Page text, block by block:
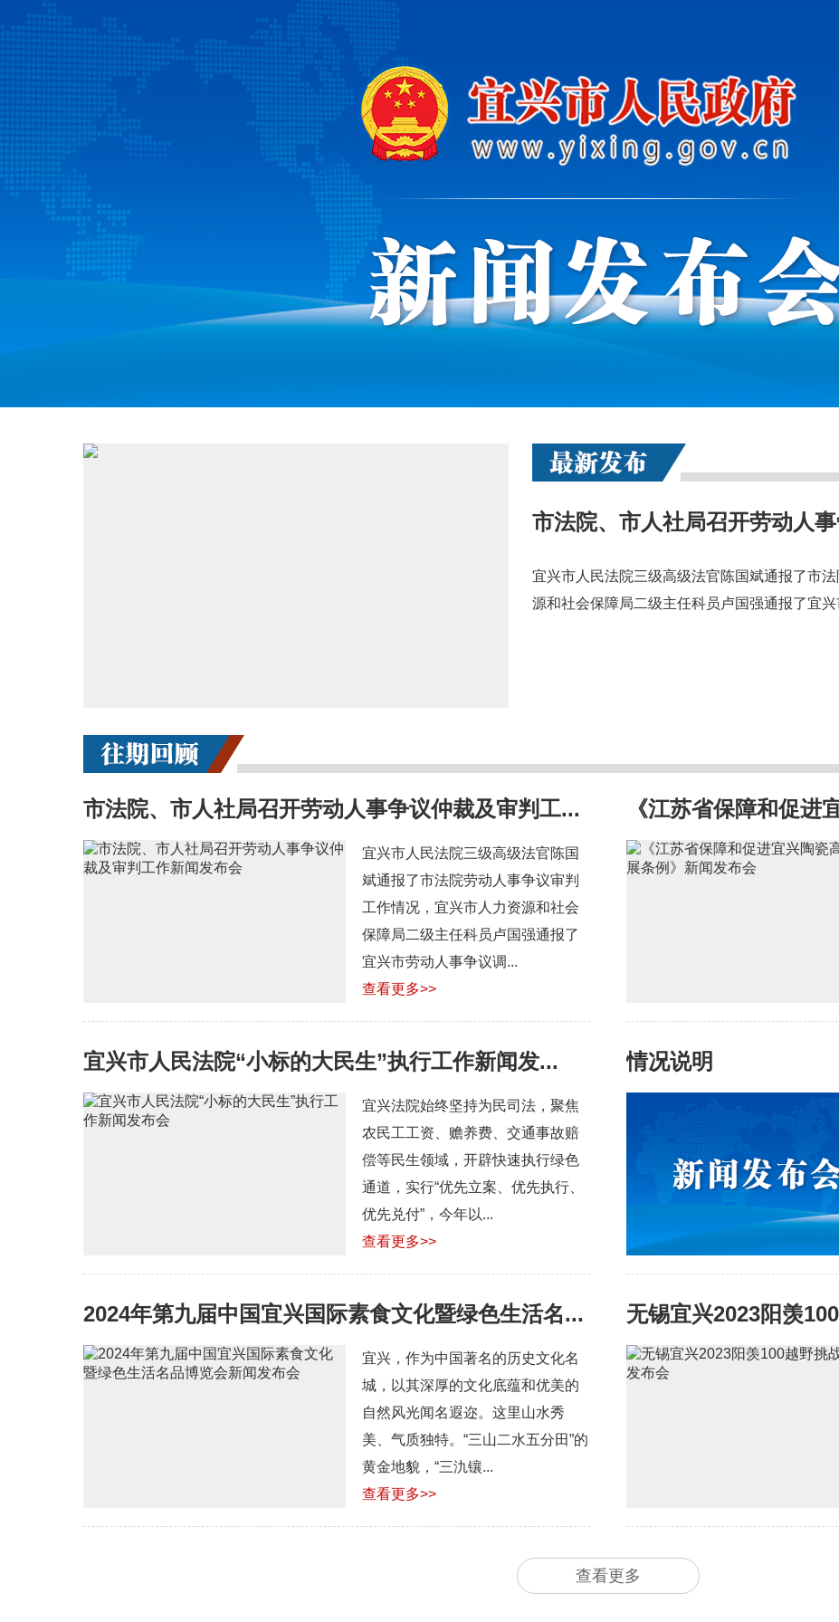
宜兴市人民法院三级高级法官陈国斌通报了市
源和社会保障局二级主任科员卢国强通报了宜
市法院、市人社局召开劳动人事争议仲裁及审判工...
宜兴市人民法院三级高级法官陈国
斌通报了市法院劳动人事争议审判
工作情况，宜兴市人力资源和社会
保障局二级主任科员卢国强通报了
宜兴市劳动人事争议调...
查看更多>>
《江苏省保障和促进
宜兴市人民法院“小标的大民生”执行工作新闻发...
宜兴法院始终坚持为民司法，聚焦
农民工工资、赡养费、交通事故赔
偿等民生领域，开辟快速执行绿色
通道，实行“优先立案、优先执行、
优先兑付”，今年以...
查看更多>>
情况说明
2024年第九届中国宜兴国际素食文化暨绿色生活名...
宜兴，作为中国著名的历史文化名
城，以其深厚的文化底蕴和优美的
自然风光闻名遐迩。这里山水秀
美、气质独特。“三山二水五分田”的
黄金地貌，“三氿镶...
查看更多>>
无锡宜兴2023阳羡
查看更多